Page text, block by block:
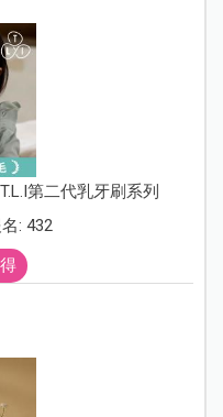
第二代乳牙刷系列
: 432